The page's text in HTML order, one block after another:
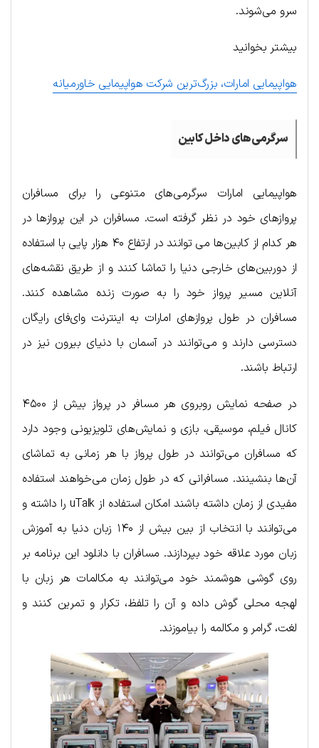
سرو می‌شوند.
بیشتر بخوانید
هواپیمایی امارات، بزرگ‌ترین شرکت هواپیمایی خاورمیانه
سرگرمی‌های داخل کابین
هواپیمایی امارات سرگرمی‌های متنوعی را برای مسافران
پروازهای خود در نظر گرفته است. مسافران در این پروازها در
هر کدام از کابین‌ها می توانند در ارتفاع ۴۰ هزار پایی با استفاده
از دوربین‌های خارجی دنیا را تماشا کنند و از طریق نقشه‌های
آنلاین مسیر پرواز خود را به صورت زنده مشاهده کنند.
مسافران در طول پروازهای امارات به اینترنت وای‌فای رایگان
دسترسی دارند و می‌توانند در آسمان با دنیای بیرون نیز در
ارتباط باشند.
در صفحه نمایش روبروی هر مسافر در پرواز بیش از ۴۵۰۰
کانال فیلم، موسیقی، بازی و نمایش‌های تلویزیونی وجود دارد
که مسافران می‌توانند در طول پرواز با هر زمانی به تماشای
آن‌ها بنشینند. مسافرانی که در طول زمان می‌خواهند استفاده
مفیدی از زمان داشته باشند امکان استفاده از uTalk را داشته و
می‌توانند با انتخاب از بین بیش از ۱۴۰ زبان دنیا به آموزش
زبان مورد علاقه خود بپردازند. مسافران با دانلود این برنامه بر
روی گوشی هوشمند خود می‌توانند به مکالمات هر زبان با
لهجه محلی گوش داده و آن را تلفظ، تکرار و تمرین کنند و
لغت، گرامر و مکالمه را بیاموزند.